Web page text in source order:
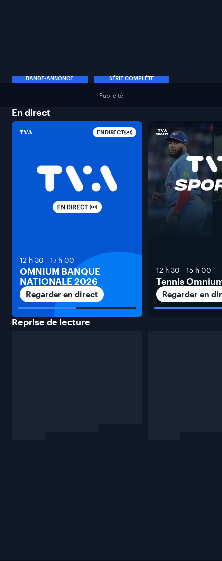
BANDE-ANNONCE SÉRIE COMPLÈTE
Publicité
En direct
EN DIRECT
12 h 30 - 17 h 00
OMNIUM BANQUE
NATIONALE 2026
Regarder en direct
12 h 30 - 15 h 00
Tennis
Regarder en
Reprise de lecture